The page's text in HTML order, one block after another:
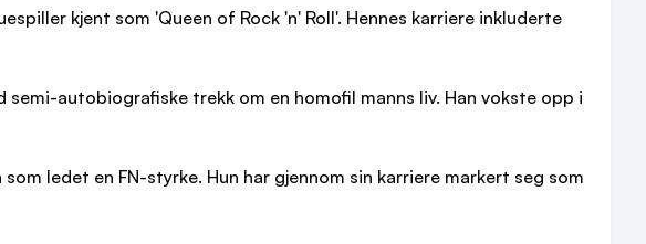
kjent som 'Queen of Rock 'n' Roll'. Hennes karriere inkluderte
autobiografiske trekk om en homofil manns liv. Han vokste opp i
ledet en FN-styrke. Hun har gjennom sin karriere markert seg som